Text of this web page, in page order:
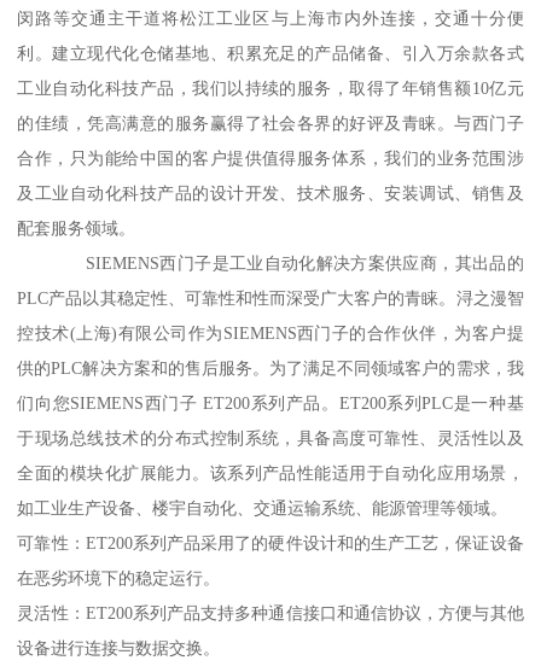
闵路等交通主干道将松江工业区与上海市内外连接，交通十分便
利。建立现代化仓储基地、积累充足的产品储备、引入万余款各式
工业自动化科技产品，我们以持续的服务，取得了年销售额10亿元
的佳绩，凭高满意的服务赢得了社会各界的好评及青睐。与西门子
合作，只为能给中国的客户提供值得服务体系，我们的业务范围涉
及工业自动化科技产品的设计开发、技术服务、安装调试、销售及
配套服务领域。
SIEMENS西门子是工业自动化解决方案供应商，其出品的
PLC产品以其稳定性、可靠性和性而深受广大客户的青睐。浔之漫智
控技术(上海)有限公司作为SIEMENS西门子的合作伙伴，为客户提
供的PLC解决方案和的售后服务。为了满足不同领域客户的需求，我
们向您SIEMENS西门子 ET200系列产品。ET200系列PLC是一种基
于现场总线技术的分布式控制系统，具备高度可靠性、灵活性以及
全面的模块化扩展能力。该系列产品性能适用于自动化应用场景，
如工业生产设备、楼宇自动化、交通运输系统、能源管理等领域。
可靠性：ET200系列产品采用了的硬件设计和的生产工艺，保证设备
在恶劣环境下的稳定运行。
灵活性：ET200系列产品支持多种通信接口和通信协议，方便与其他
设备进行连接与数据交换。